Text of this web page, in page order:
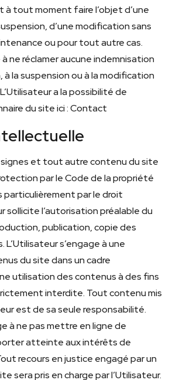
à tout moment faire l’objet d’une
d’une modification sans
ou pour tout autre cas.
à ne réclamer aucune indemnisation
à la suspension ou à la modification
a la possibilité de
du site ici : Contact
signes et tout autre contenu du site
par le Code de la propriété
par le droit
sollicite l’autorisation préalable du
publication, copie des
s’engage à une
du site dans un cadre
utilisation des contenus à des fins
interdite. Tout contenu mis
est de sa seule responsabilité.
à ne pas mettre en ligne de
atteinte aux intérêts de
recours en justice engagé par un
sera pris en charge par l’Utilisateur.